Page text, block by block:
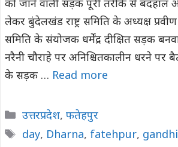
को जाने वाली सड़क पूरी तरीके से बदहाल
लेकर बुंदेलखंड राष्ट्र समिति के अध्यक्ष
समिति के संयोजक धर्मेंद्र दीक्षित सड़क
नरैनी चौराहे पर अनिश्चितकालीन धरने पर
के सड़क … Read more
Categories
उत्तरप्रदेश, फतेहपुर
Tags
day, Dharna, fatehpur,